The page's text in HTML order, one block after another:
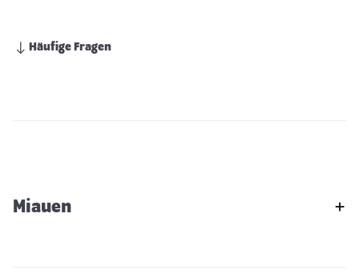
Häufige Fragen
Miauen